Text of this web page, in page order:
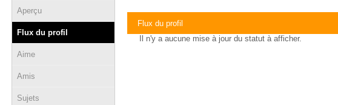
Aperçu
Flux du profil
Aime
Amis
Sujets
Flux du profil
Il n'y a aucune mise à jour du statut à afficher.